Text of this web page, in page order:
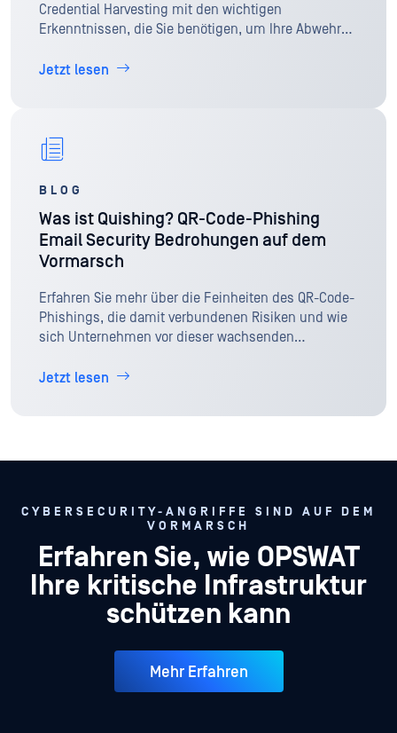
Credential Harvesting mit den wichtigen
Erkenntnissen, die Sie benötigen, um Ihre Abwehr
Netzwerke dieser unerbittlichen Bedrohung einen
Jetzt lesen
BLOG
Was ist Quishing? QR-Code-Phishing
Email Security Bedrohungen auf dem
Vormarsch
Erfahren Sie mehr über die Feinheiten des QR-Code-
Phishings, die damit verbundenen Risiken und wie
sich Unternehmen vor dieser wachsenden
Jetzt lesen
CYBERSECURITY-ANGRIFFE SIND AUF DEM
VORMARSCH
Erfahren Sie, wie OPSWAT
Ihre kritische Infrastruktur
schützen kann
Mehr Erfahren